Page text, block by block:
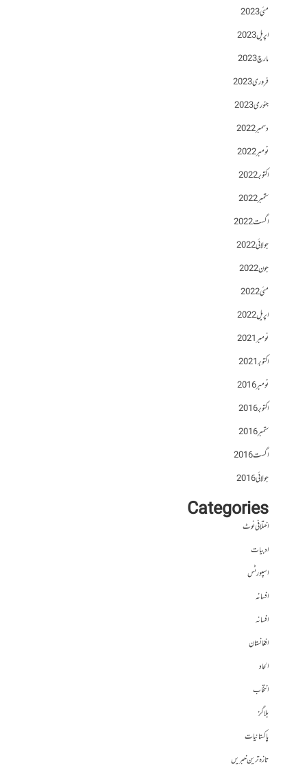
مئی 2023
اپریل 2023
مارچ 2023
فروری 2023
جنوری 2023
دسمبر 2022
نومبر 2022
اکتوبر 2022
ستمبر 2022
اگست 2022
جولائی 2022
جون 2022
مئی 2022
اپریل 2022
نومبر 2021
اکتوبر 2021
نومبر 2016
اکتوبر 2016
ستمبر 2016
اگست 2016
جولائی 2016
Categories
اختلافی نوٹ
ادبیات
اسپورٹس
افسانہ
افسانہ
افغانستان
الحاد
انتخاب
بلاگز
پاکستانیات
تازہ ترین خبریں